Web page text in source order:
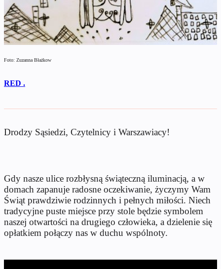
Foto: Zuzanna Błażkow
RED .
Drodzy Sąsiedzi, Czytelnicy i Warszawiacy!
Gdy nasze ulice rozbłysną świąteczną iluminacją, a w
domach zapanuje radosne oczekiwanie, życzymy Wam
Świąt prawdziwie rodzinnych i pełnych miłości. Niech
tradycyjne puste miejsce przy stole będzie symbolem
naszej otwartości na drugiego człowieka, a dzielenie się
opłatkiem połączy nas w duchu wspólnoty.